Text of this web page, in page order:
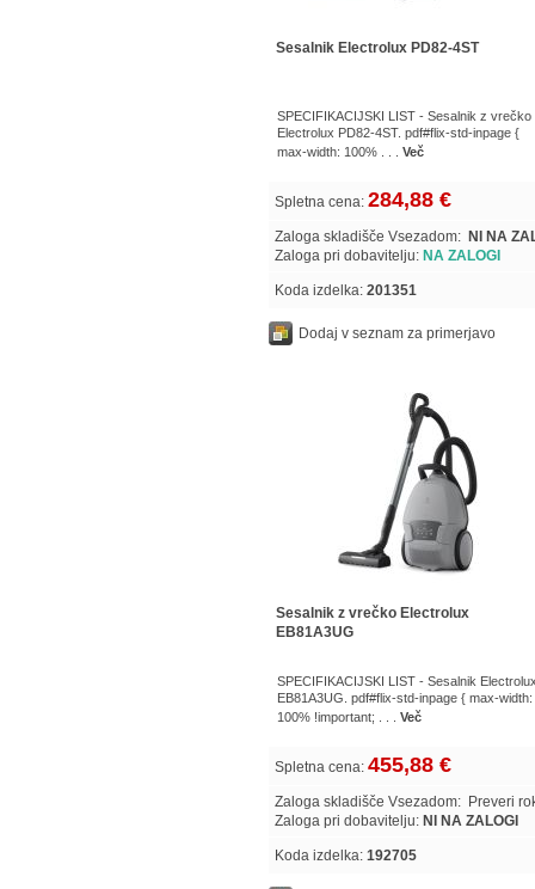
Sesalnik Electrolux PD82-4ST
SPECIFIKACIJSKI LIST - Sesalnik z vrečko
Electrolux PD82-4ST. pdf#flix-std-inpage {
max-width: 100% . . . Več
Spletna cena: 284,88 €
Zaloga skladišče Vsezadom: NI NA
Zaloga pri dobavitelju: NA ZALOGI
Koda izdelka: 201351
Dodaj v seznam za primerjavo
Sesalnik z vrečko Electrolux
EB81A3UG
SPECIFIKACIJSKI LIST - Sesalnik
EB81A3UG. pdf#flix-std-inpage { max-width:
100% !important; . . . Več
Spletna cena: 455,88 €
Zaloga skladišče Vsezadom: Preveri
Zaloga pri dobavitelju: NI NA ZALOGI
Koda izdelka: 192705